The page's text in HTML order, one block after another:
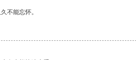
不能忘怀。